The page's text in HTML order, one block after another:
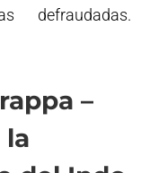
defraudadas.
–